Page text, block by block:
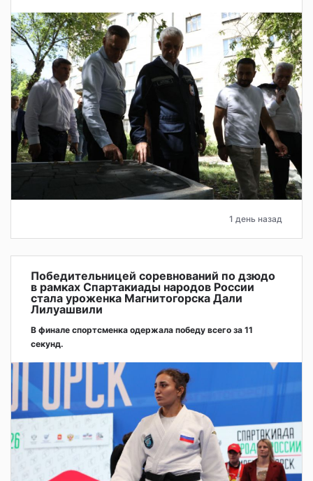
1 день назад
Победительницей соревнований по дзюдо
в рамках Спартакиады народов России
стала уроженка Магнитогорска Дали
Лилуашвили
В финале спортсменка одержала победу всего за 11
секунд.